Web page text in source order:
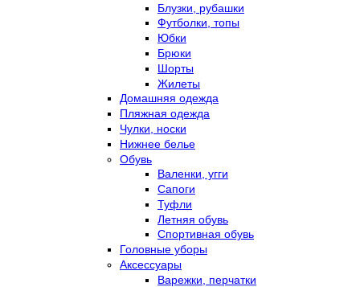
Блузки, рубашки
Футболки, топы
Юбки
Брюки
Шорты
Жилеты
Домашняя одежда
Пляжная одежда
Чулки, носки
Нижнее белье
Обувь
Валенки, угги
Сапоги
Туфли
Летняя обувь
Спортивная обувь
Головные уборы
Аксессуары
Варежки, перчатки